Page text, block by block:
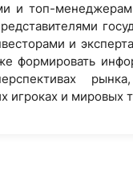
и топ-
и
формировать
рынка,
игроках и мировых